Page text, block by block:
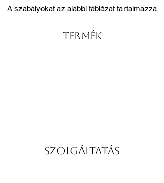
A szabályokat az alábbi táblázat tartalmazza
Termék
Szolgáltatás